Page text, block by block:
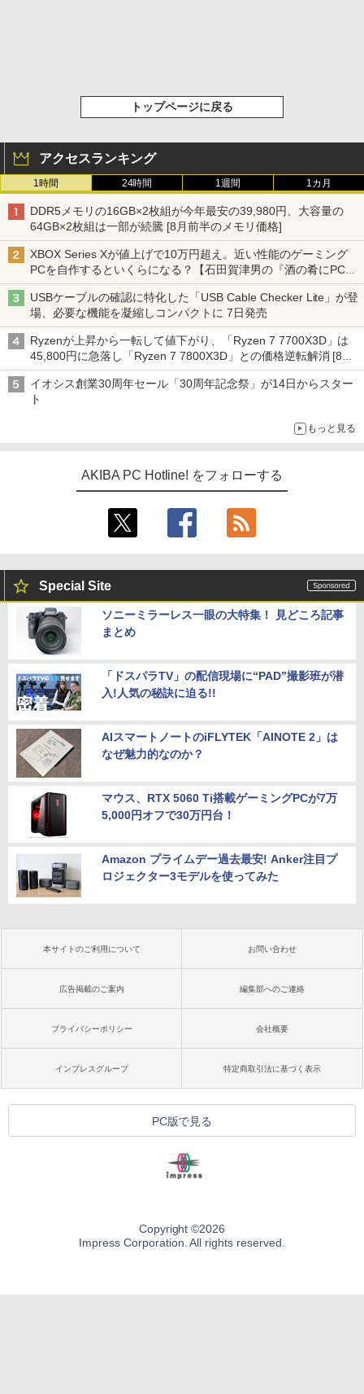
トップページに戻る
アクセスランキング
1時間 24時間 1週間 1カ月
DDR5メモリの16GB×2枚組が今年最安の39,980円、大容量の
64GB×2枚組は一部が続騰 [8月前半のメモリ価格]
XBOX Series Xが値上げで10万円超え。近い性能のゲーミング
PCを自作するといくらになる？【石田賀津男の『酒の肴にPCゲ
ーム』】
USBケーブルの確認に特化した「USB Cable Checker Lite」が登
場、必要な機能を凝縮しコンパクトに 7日発売
Ryzenが上昇から一転して値下がり、「Ryzen 7 7700X3D」は
45,800円に急落し「Ryzen 7 7800X3D」との価格逆転解消 [8月
前半のCPU価格]
イオシス創業30周年セール「30周年記念祭」が14日からスター
ト
もっと見る
AKIBA PC Hotline! をフォローする
Special Site
ソニーミラーレス一眼の大特集！ 見どころ記事
まとめ
「ドスパラTV」の配信現場に“PAD”撮影班が潜
入!人気の秘訣に迫る!!
AIスマートノートのiFLYTEK「AINOTE 2」は
なぜ魅力的なのか？
マウス、RTX 5060 Ti搭載ゲーミングPCが7万
5,000円オフで30万円台！
Amazon プライムデー過去最安! Anker注目プ
ロジェクター3モデルを使ってみた
本サイトのご利用について お問い合わせ
広告掲載のご案内 編集部へのご連絡
プライバシーポリシー 会社概要
インプレスグループ 特定商取引法に基づく表示
PC版で見る
Copyright ©2026
Impress Corporation. All rights reserved.